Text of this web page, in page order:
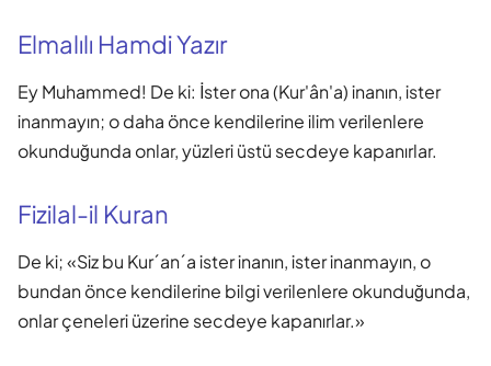
Elmalılı Hamdi Yazır
Ey Muhammed! De ki: İster ona (Kur'ân'a) inanın, ister
inanmayın; o daha önce kendilerine ilim verilenlere
okunduğunda onlar, yüzleri üstü secdeye kapanırlar.
Fizilal-il Kuran
De ki; «Siz bu Kur´an´a ister inanın, ister inanmayın, o
bundan önce kendilerine bilgi verilenlere okunduğunda,
onlar çeneleri üzerine secdeye kapanırlar.»